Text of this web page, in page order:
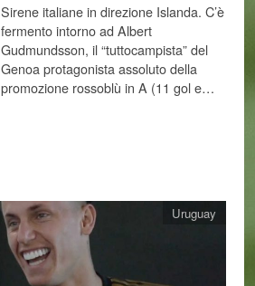
Sirene italiane in direzione Islanda. C’è
fermento intorno ad Albert
Gudmundsson, il “tuttocampista” del
Genoa protagonista assoluto della
promozione rossoblù in A (11 gol e…
Uruguay